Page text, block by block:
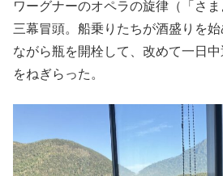
ワーグナーのオペラの旋律（「さ
三幕冒頭。船乗りたちが酒盛りを
ながら瓶を開栓して、改めて一日
をねぎらった。